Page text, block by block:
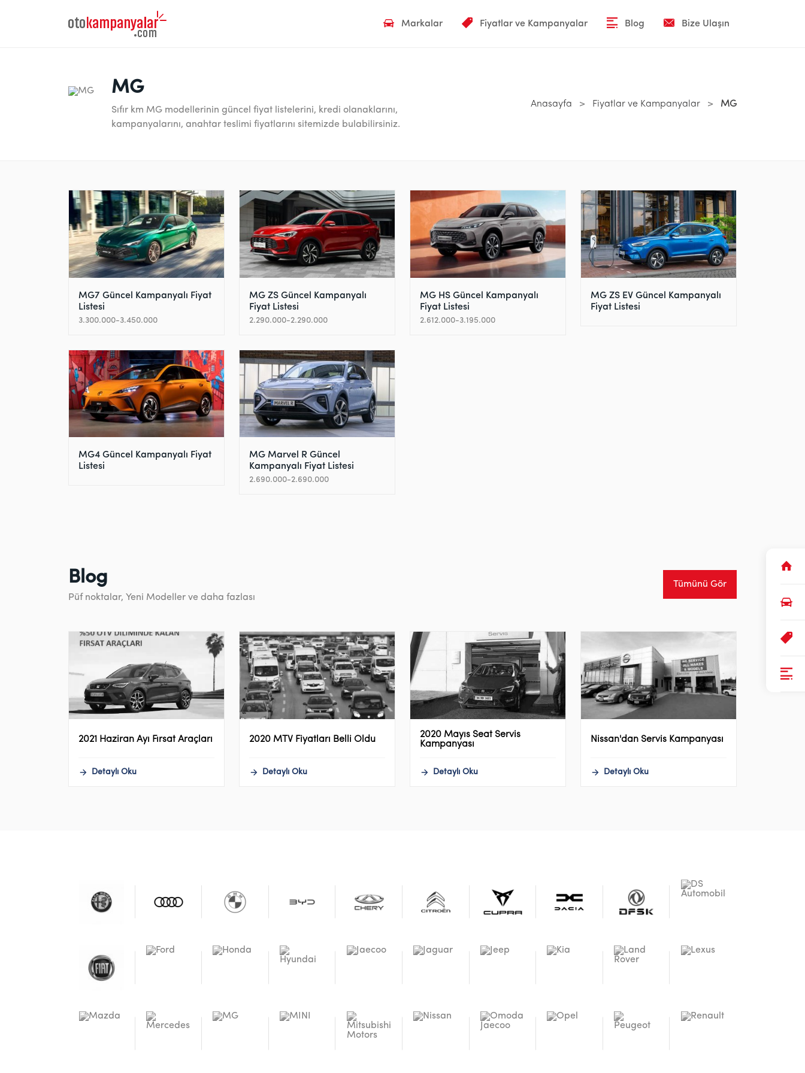
Markalar Fiyatlar ve Kampanyalar Blog Bize Ulaşın
MG
Sıfır km MG modellerinin güncel fiyat listelerini, kredi olanaklarını,
kampanyalarını, anahtar teslimi fiyatlarını sitemizde bulabilirsiniz.
Anasayfa > Fiyatlar ve Kampanyalar > MG
MG7 Güncel Kampanyalı Fiyat
Listesi
3.300.000-3.450.000
MG ZS Güncel Kampanyalı
Fiyat Listesi
2.290.000-2.290.000
MG HS Güncel Kampanyalı
Fiyat Listesi
2.612.000-3.195.000
MG ZS EV Güncel Kampanyalı
Fiyat Listesi
MG4 Güncel Kampanyalı Fiyat
Listesi
MG Marvel R Güncel
Kampanyalı Fiyat Listesi
2.690.000-2.690.000
Blog
Püf noktalar, Yeni Modeller ve daha fazlası
Tümünü Gör
2021 Haziran Ayı Fırsat Araçları
Detaylı Oku
2020 MTV Fiyatları Belli Oldu
Detaylı Oku
2020 Mayıs Seat Servis
Kampanyası
Detaylı Oku
Nissan'dan Servis Kampanyası
Detaylı Oku